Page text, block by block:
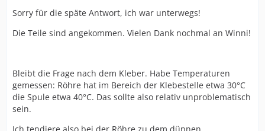
Sorry für die späte Antwort, ich war unterwegs!
Die Teile sind angekommen. Vielen Dank nochmal an Winni!
Bleibt die Frage nach dem Kleber. Habe Temperaturen
gemessen: Röhre hat im Bereich der Klebestelle etwa 30°C
die Spule etwa 40°C. Das sollte also relativ unproblematisch
sein.
Ich tendiere also bei der Röhre zu dem dünnen